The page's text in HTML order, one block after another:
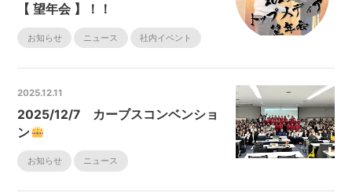
【 望年会 】！！
お知らせ ニュース 社内イベント
2025.12.11
2025/12/7 カーブスコンベンショ
ン
お知らせ ニュース